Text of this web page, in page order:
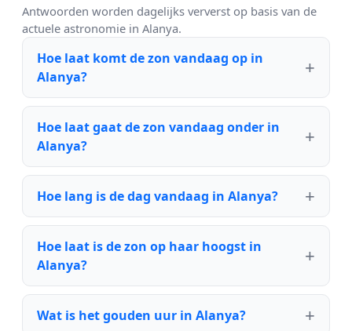
Antwoorden worden dagelijks ververst op basis van de
actuele astronomie in Alanya.
Hoe laat komt de zon vandaag op in
Alanya?
Hoe laat gaat de zon vandaag onder in
Alanya?
Hoe lang is de dag vandaag in Alanya?
Hoe laat is de zon op haar hoogst in
Alanya?
Wat is het gouden uur in Alanya?